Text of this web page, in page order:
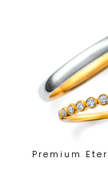
Premium